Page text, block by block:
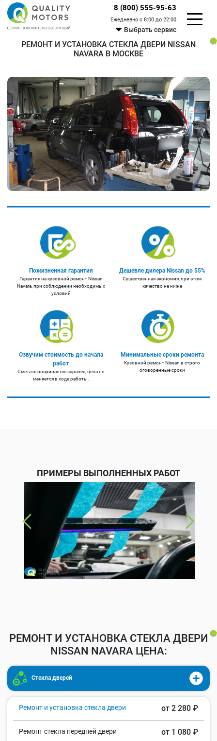
8 (800) 555-95-63
Ежедневно с 8:00 до 22:00
Выбрать сервис
РЕМОНТ И УСТАНОВКА СТЕКЛА ДВЕРИ NISSAN
NAVARA В МОСКВЕ
Пожизненная гарантия
Гарантия на кузовной ремонт Nissan
Navara, при соблюдении необходимых
условий
Дешевле дилера Nissan до 55%
Существенная экономия, при этом
качество не ниже
Озвучим стоимость до начала
работ
Смета оговаривается заранее, цена не
меняется в ходе работы.
Минимальные сроки ремонта
Кузовной ремонт Nissan в строго
оговоренные сроки
ПРИМЕРЫ ВЫПОЛНЕННЫХ РАБОТ
РЕМОНТ И УСТАНОВКА СТЕКЛА ДВЕРИ
NISSAN NAVARA ЦЕНА:
Стекла дверей
Ремонт и установка стекла двери от 2 280 ₽
Ремонт стекла передней двери от 1 080 ₽